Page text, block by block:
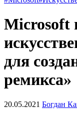
Microsoft
для
ремикса»
20.05.2021 Богдан